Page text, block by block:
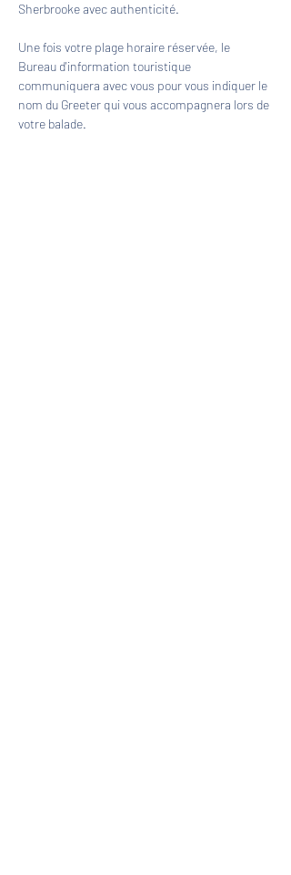
Sherbrooke avec authenticité.
Une fois votre plage horaire réservée, le
Bureau d'information touristique
communiquera avec vous pour vous indiquer le
nom du Greeter qui vous accompagnera lors de
votre balade.